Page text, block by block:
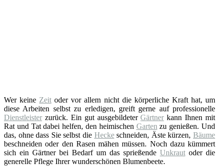
Wer keine Zeit oder vor allem nicht die körperliche Kraft hat, um
diese Arbeiten selbst zu erledigen, greift gerne auf professionelle
Dienstleister zurück. Ein gut ausgebildeterGärtner kann Ihnen mit
Rat und Tat dabei helfen, den heimischen Garten zu genießen. Und
das, ohne dass Sie selbst die Heckeschneiden, Äste kürzen,Bäume
beschneiden oder den Rasen mähen müssen. Noch dazu kümmert
sich ein Gärtner bei Bedarf um das sprießende Unkraut oder die
generelle Pflege Ihrer wunderschönen Blumenbeete.